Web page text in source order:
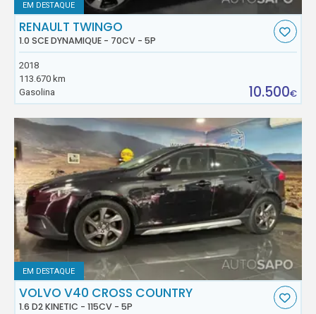
EM DESTAQUE
RENAULT TWINGO
1.0 SCE DYNAMIQUE - 70CV - 5P
2018
113.670 km
Gasolina
10.500€
EM DESTAQUE
VOLVO V40 CROSS COUNTRY
1.6 D2 KINETIC - 115CV - 5P